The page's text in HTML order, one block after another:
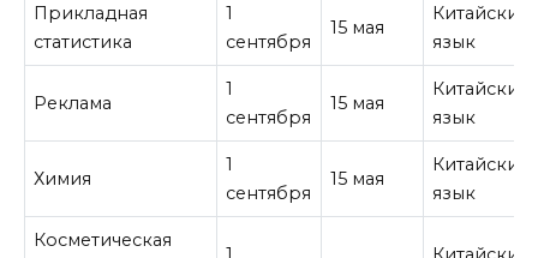
Прикладная
статистика
1
сентября
15 мая
Китайский
язык
Реклама
1
сентября
15 мая
Китайский
язык
Химия
1
сентября
15 мая
Китайский
язык
Косметическая